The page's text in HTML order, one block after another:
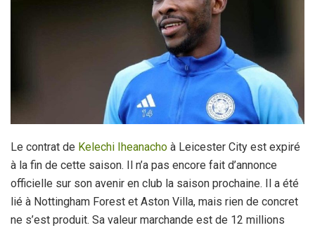
Le contrat de Kelechi Iheanacho à Leicester City est expiré
à la fin de cette saison. Il n’a pas encore fait d’annonce
officielle sur son avenir en club la saison prochaine. Il a été
lié à Nottingham Forest et Aston Villa, mais rien de concret
ne s’est produit. Sa valeur marchande est de 12 millions